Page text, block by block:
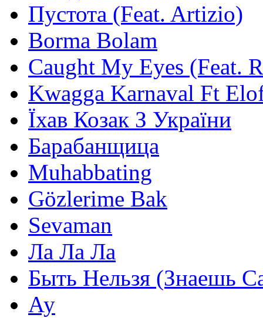
Пустота (Feat. Artizio)
Borma Bolam
Caught My Eyes (Feat.
Kwagga Karnaval Ft
Їхав Козак З України
Барабанщица
Muhabbating
Gözlerime Bak
Sevaman
Ла Ла Ла
Быть Нельзя (Знаешь
Ау